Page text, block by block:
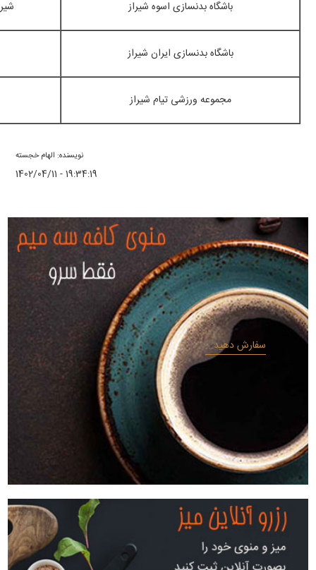
باشگاه بدنسازی اسوه شیراز
باشگاه بدنسازی ایران شیراز
مجموعه ورزشی تیام شیراز
نویسنده: الهام خجسته
1402/04/11 - 19:34:19
سفارش دهید...